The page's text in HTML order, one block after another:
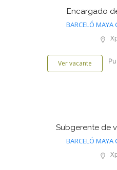
Encargado
BARCELÓ MAYA
Ver vacante
Subgerente de
BARCELÓ MAYA